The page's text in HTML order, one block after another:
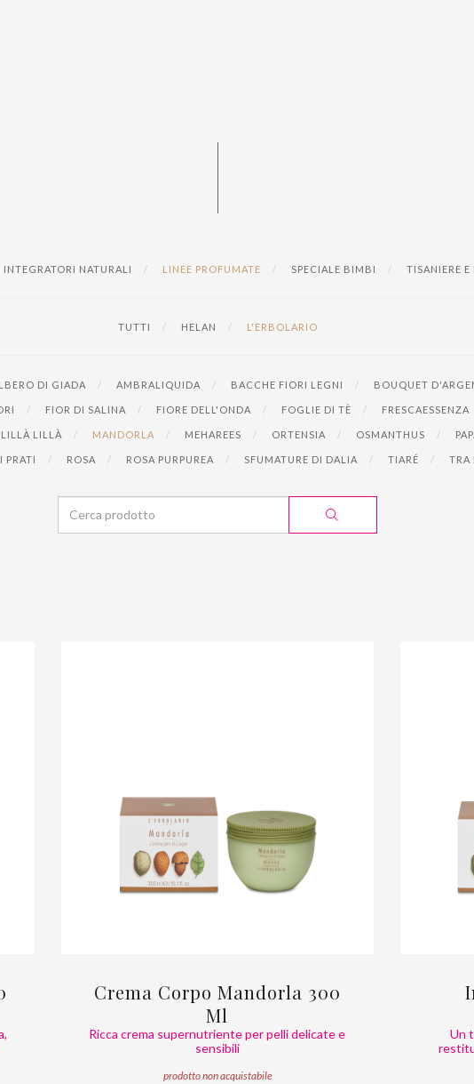
INTEGRATORI NATURALI LINEE PROFUMATE SPECIALE BIMBI TISANIERE E
TUTTI HELAN L'ERBOLARIO
DI GIADA AMBRALIQUIDA BACCHE FIORI LEGNI BOUQUET
FIOR DI SALINA FIORE DELL'ONDA FOGLIE DI TÈ FRESCAESSENZA
LILLÀ LILLÀ MANDORLA MEHAREES ORTENSIA OSMANTHUS
PRATI ROSA ROSA PURPUREA SFUMATURE DI DALIA TIARÉ TRA
Crema Corpo Mandorla 300
Ml
Ricca crema supernutriente per pelli delicate e
sensibili
prodotto non acquistabile
Un